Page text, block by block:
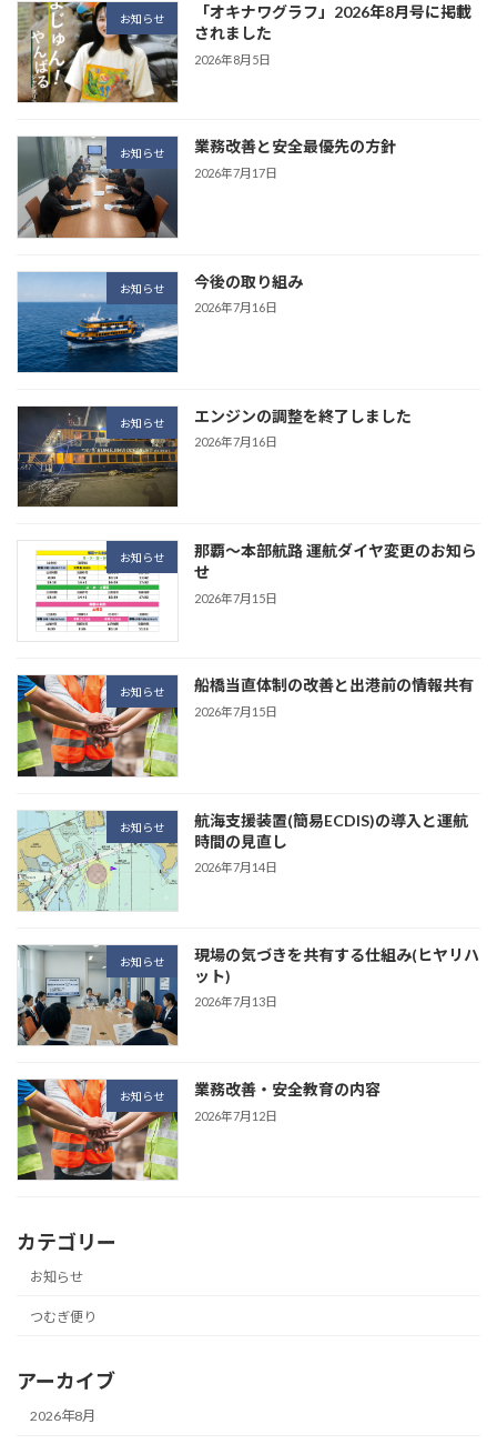
お知らせ
「オキナワグラフ」2026年8月号に掲載
されました
2026年8月5日
お知らせ 業務改善と安全最優先の方針
2026年7月17日
お知らせ 今後の取り組み
2026年7月16日
お知らせ エンジンの調整を終了しました
2026年7月16日
お知らせ
那覇～本部航路 運航ダイヤ変更のお知ら
せ
2026年7月15日
お知らせ 船橋当直体制の改善と出港前の情報共有
2026年7月15日
お知らせ
航海支援装置(簡易ECDIS)の導入と運航
時間の見直し
2026年7月14日
お知らせ
現場の気づきを共有する仕組み(ヒヤリハ
ット)
2026年7月13日
お知らせ 業務改善・安全教育の内容
2026年7月12日
カテゴリー
お知らせ
つむぎ便り
アーカイブ
2026年8月